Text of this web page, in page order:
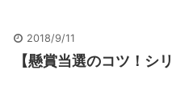
2018/9/11
【懸賞当選のコツ！シ